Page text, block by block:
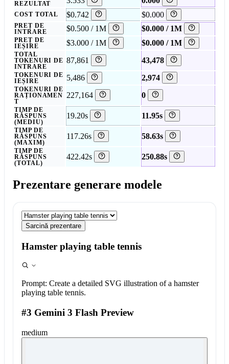
REZULTAT
COST TOTAL $0.742 $0.000
PREȚ DE
INTRARE
$0.500 / 1M $0.000 / 1M
PREȚ DE
IEȘIRE
$3.000 / 1M $0.000 / 1M
TOTAL
TOKENURI DE
INTRARE
87,861 43,478
TOKENURI DE
IEȘIRE
5,486 2,974
TOKENURI DE
RAȚIONAMEN
T
227,164 0
TIMP DE
RĂSPUNS
(MEDIU)
19.20s 11.95s
TIMP DE
RĂSPUNS
(MAXIM)
117.26s 58.63s
TIMP DE
RĂSPUNS
(TOTAL)
422.42s 250.88s
Prezentare generare modele
Sarcină prezentare
Hamster playing table tennis
Prompt: Create a detailed SVG illustration of a hamster
playing table tennis.
#3 Gemini 3 Flash Preview
medium